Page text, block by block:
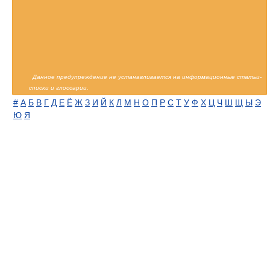
Данное предупреждение не устанавливается на информационные статьи-
списки и глоссарии.
# А Б В Г Д Е Ё Ж З И Й К Л М Н О П Р С Т У Ф Х Ц Ч Ш Щ Ы Э
Ю Я